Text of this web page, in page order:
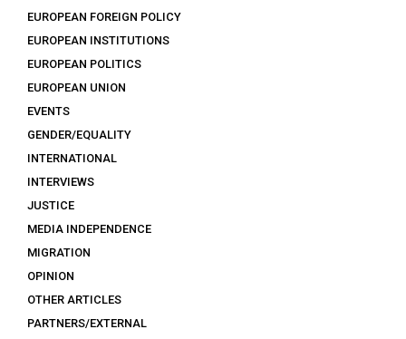
EUROPEAN FOREIGN POLICY
EUROPEAN INSTITUTIONS
EUROPEAN POLITICS
EUROPEAN UNION
EVENTS
GENDER/EQUALITY
INTERNATIONAL
INTERVIEWS
JUSTICE
MEDIA INDEPENDENCE
MIGRATION
OPINION
OTHER ARTICLES
PARTNERS/EXTERNAL